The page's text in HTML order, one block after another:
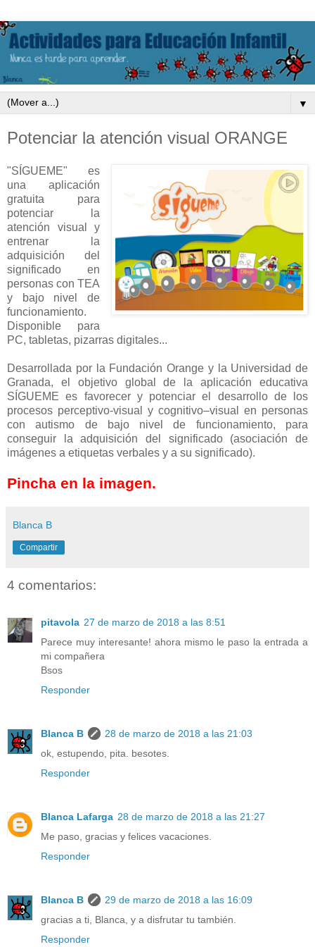
▼
Potenciar la atención visual ORANGE
"SÍGUEME" es
una aplicación
gratuita para
potenciar la
atención visual y
entrenar la
adquisición del
significado en
personas con TEA
y bajo nivel de
funcionamiento.
Disponible para
PC, tabletas, pizarras digitales...
Desarrollada por la Fundación Orange y la Universidad de
Granada, el objetivo global de la aplicación educativa
SÍGUEME es favorecer y potenciar el desarrollo de los
procesos perceptivo-visual y cognitivo–visual en personas
con autismo de bajo nivel de funcionamiento, para
conseguir la adquisición del significado (asociación de
imágenes a etiquetas verbales y a su significado).
Pincha en la imagen.
Blanca B
Compartir
4 comentarios:
pitavola 27 de marzo de 2018 a las 8:51
Parece muy interesante! ahora mismo le paso la entrada a
mi compañera
Bsos
Responder
Blanca B
28 de marzo de 2018 a las 21:03
ok, estupendo, pita. besotes.
Responder
Blanca Lafarga 28 de marzo de 2018 a las 21:27
Me paso, gracias y felices vacaciones.
Responder
Blanca B
29 de marzo de 2018 a las 16:09
gracias a ti, Blanca, y a disfrutar tu también.
Responder